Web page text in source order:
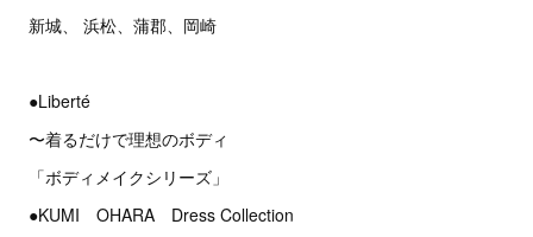
新城、 浜松、蒲郡、岡崎
●Liberté
〜着るだけで理想のボディ
「ボディメイクシリーズ」
●KUMI OHARA Dress Collection